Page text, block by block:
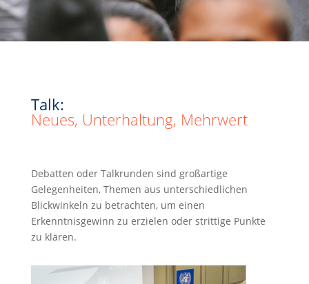
Talk:
Neues, Unterhaltung, Mehrwert
Debatten oder Talkrunden sind großartige
Gelegenheiten, Themen aus unterschiedlichen
Blickwinkeln zu betrachten, um einen
Erkenntnisgewinn zu erzielen oder strittige Punkte
zu klären.